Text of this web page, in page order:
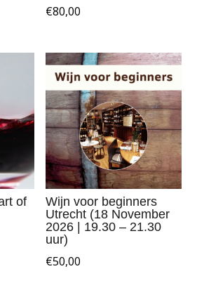
€80,00
of
Wijn voor beginners
Utrecht (18 November
2026 | 19.30 – 21.30
uur)
€50,00